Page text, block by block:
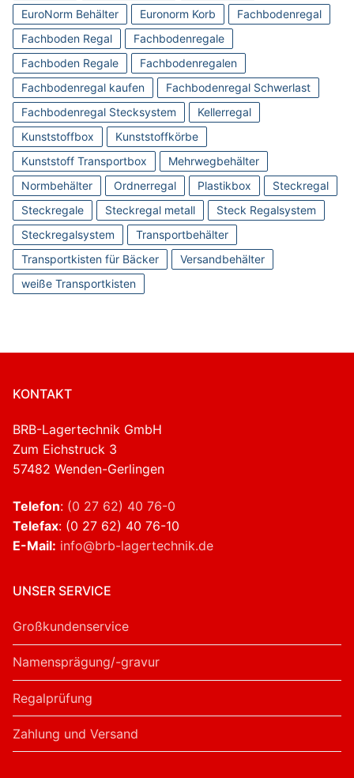
EuroNorm Behälter
Euronorm Korb
Fachbodenregal
Fachboden Regal
Fachbodenregale
Fachboden Regale
Fachbodenregalen
Fachbodenregal kaufen
Fachbodenregal Schwerlast
Fachbodenregal Stecksystem
Kellerregal
Kunststoffbox
Kunststoffkörbe
Kunststoff Transportbox
Mehrwegbehälter
Normbehälter
Ordnerregal Plastikbox
Steckregal
Steckregale
Steckregal metall
Steck Regalsystem
Steckregalsystem
Transportbehälter
Transportkisten für Bäcker
Versandbehälter
weiße Transportkisten
KONTAKT
BRB-Lagertechnik GmbH
Zum Eichstruck 3
57482 Wenden-Gerlingen
Telefon: (0 27 62) 40 76-0
Telefax: (0 27 62) 40 76-10
E-Mail: info@brb-lagertechnik.de
UNSER SERVICE
Großkundenservice
Namensprägung/-gravur
Regalprüfung
Zahlung und Versand